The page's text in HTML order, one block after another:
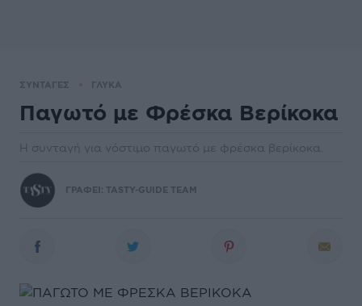
ΣΥΝΤΑΓΕΣ ΓΛΥΚΑ
Παγωτό με Φρέσκα Βερίκοκα
Η συνταγή για νόστιμο παγωτό με φρέσκα βερίκοκα.
ΓΡΑΦΕΙ: TASTY-GUIDE TEAM